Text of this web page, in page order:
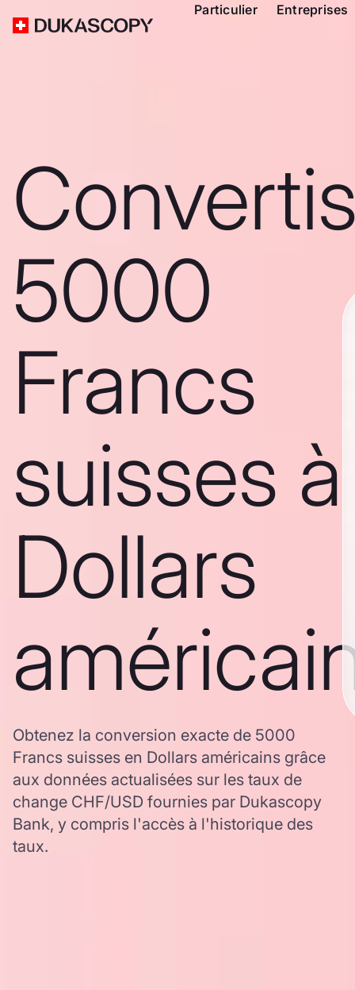
Particulier Entreprises
5000
Francs
suisses à
Dollars
Obtenez la conversion exacte de 5000
Francs suisses en Dollars américains grâce
aux données actualisées sur les taux de
change CHF/USD fournies par Dukascopy
Bank, y compris l'accès à l'historique des
taux.